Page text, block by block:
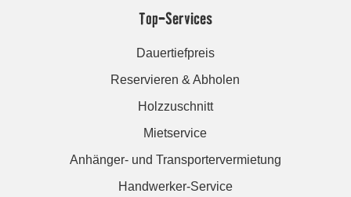
Top-Services
Dauertiefpreis
Reservieren & Abholen
Holzzuschnitt
Mietservice
Anhänger- und Transportervermietung
Handwerker-Service